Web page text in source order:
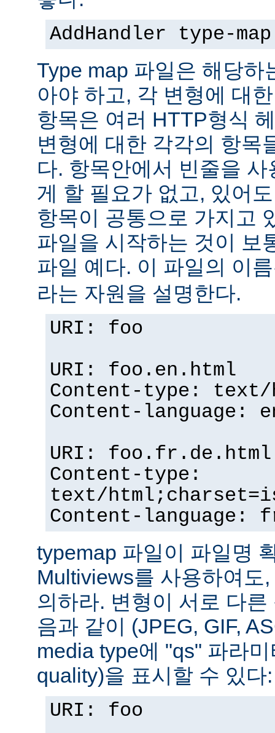
AddHandler type-
Type map 파일은 해당하
아야 하고, 각 변형에 대
항목은 여러 HTTP형식
변형에 대한 각각의 항목
다. 항목안에서 빈줄을
게 할 필요가 없고, 있어
항목이 공통으로 가지고
파일을 시작하는 것이 보
파일 예다. 이 파일의 이
라는 자원을 설명한다.
URI: foo
URI: foo.en.html
Content-type: text/
Content-language:
URI: foo.fr.de.html
Content-type:
text/
Content-language:
typemap 파일이 파일명
Multiviews를 사용하여도
의하라. 변형이 서로 다
음과 같이 (JPEG, GIF,
media type에 "qs" 파라
quality)을 표시할 수 있다:
URI: foo